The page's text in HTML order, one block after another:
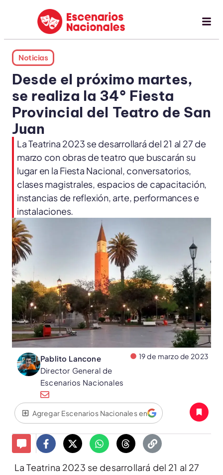
Noticias
Desde el próximo martes,
se realiza la 34° Fiesta
Provincial del Teatro de San
Juan
La Teatrina 2023 se desarrollará del 21 al 27 de
marzo con obras de teatro que buscarán su
lugar en la Fiesta Nacional, conversatorios,
clases magistrales, espacios de capacitación,
instancias de reflexión, arte, performances e
instalaciones.
Pablito Lancone
Director General de
Escenarios Nacionales
19 de marzo de 2023
Agregar Escenarios Nacionales en
La Teatrina 2023 se desarrollará del 21 al 27